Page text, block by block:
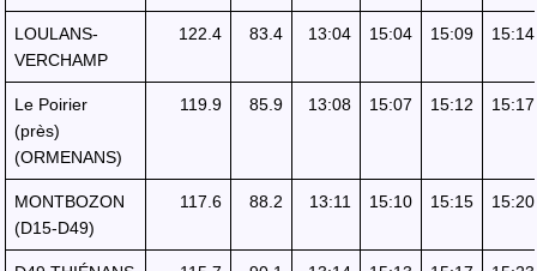
LOULANS-
VERCHAMP
122.4 83.4 13:04 15:04 15:09 15:14
Le Poirier
(près)
(ORMENANS)
119.9 85.9 13:08 15:07 15:12 15:17
MONTBOZON
(D15-D49)
117.6 88.2 13:11 15:10 15:15 15:20